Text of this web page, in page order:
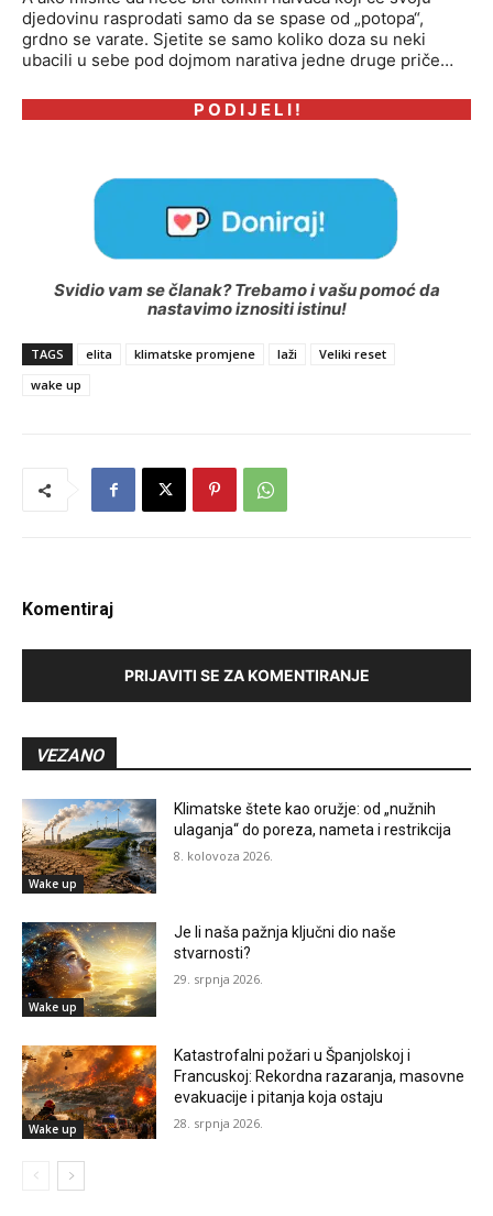
djedovinu rasprodati samo da se spase od „potopa“,
grdno se varate. Sjetite se samo koliko doza su neki
ubacili u sebe pod dojmom narativa jedne druge priče…
P O D I J E L I !
Svidio vam se članak? Trebamo i vašu pomoć da
nastavimo iznositi istinu!
TAGS elita klimatske promjene laži
Veliki reset
wake up
Komentiraj
PRIJAVITI SE ZA KOMENTIRANJE
VEZANO
Wake up
Klimatske štete kao oružje: od „nužnih
ulaganja“ do poreza, nameta i restrikcija
8. kolovoza 2026.
Wake up
Je li naša pažnja ključni dio naše
stvarnosti?
29. srpnja 2026.
Wake up
Katastrofalni požari u Španjolskoj i
Francuskoj: Rekordna razaranja, masovne
evakuacije i pitanja koja ostaju
28. srpnja 2026.